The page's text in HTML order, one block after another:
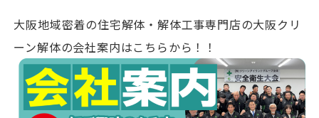
大阪地域密着の住宅解体・解体工事専門店の大阪クリ
ーン解体の会社案内はこちらから！！